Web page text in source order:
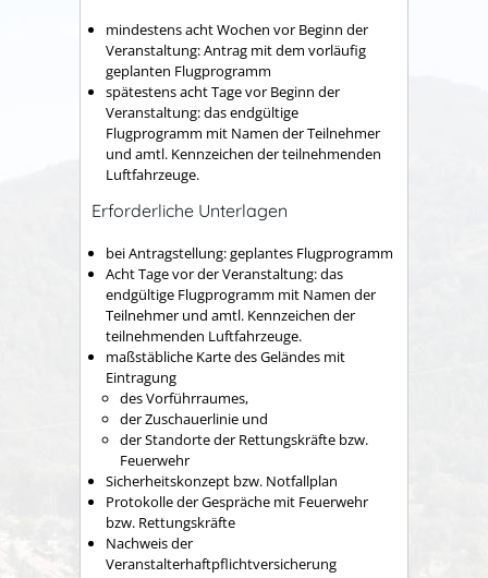
mindestens acht Wochen vor Beginn der
Veranstaltung: Antrag mit dem vorläufig
geplanten Flugprogramm
spätestens acht Tage vor Beginn der
Veranstaltung: das endgültige
Flugprogramm mit Namen der Teilnehmer
und amtl. Kennzeichen der teilnehmenden
Luftfahrzeuge.
Erforderliche Unterlagen
bei Antragstellung: geplantes Flugprogramm
Acht Tage vor der Veranstaltung:das
endgültige Flugprogramm mit Namen der
Teilnehmer und amtl. Kennzeichen der
teilnehmenden Luftfahrzeuge.
maßstäbliche Karte des Geländes mit
Eintragung
des Vorführraumes,
der Zuschauerlinie und
der Standorte der Rettungskräfte bzw.
Feuerwehr
Sicherheitskonzept bzw. Notfallplan
Protokolle der Gespräche mit Feuerwehr
bzw. Rettungskräfte
Nachweis der
Veranstalterhaftpflichtversicherung